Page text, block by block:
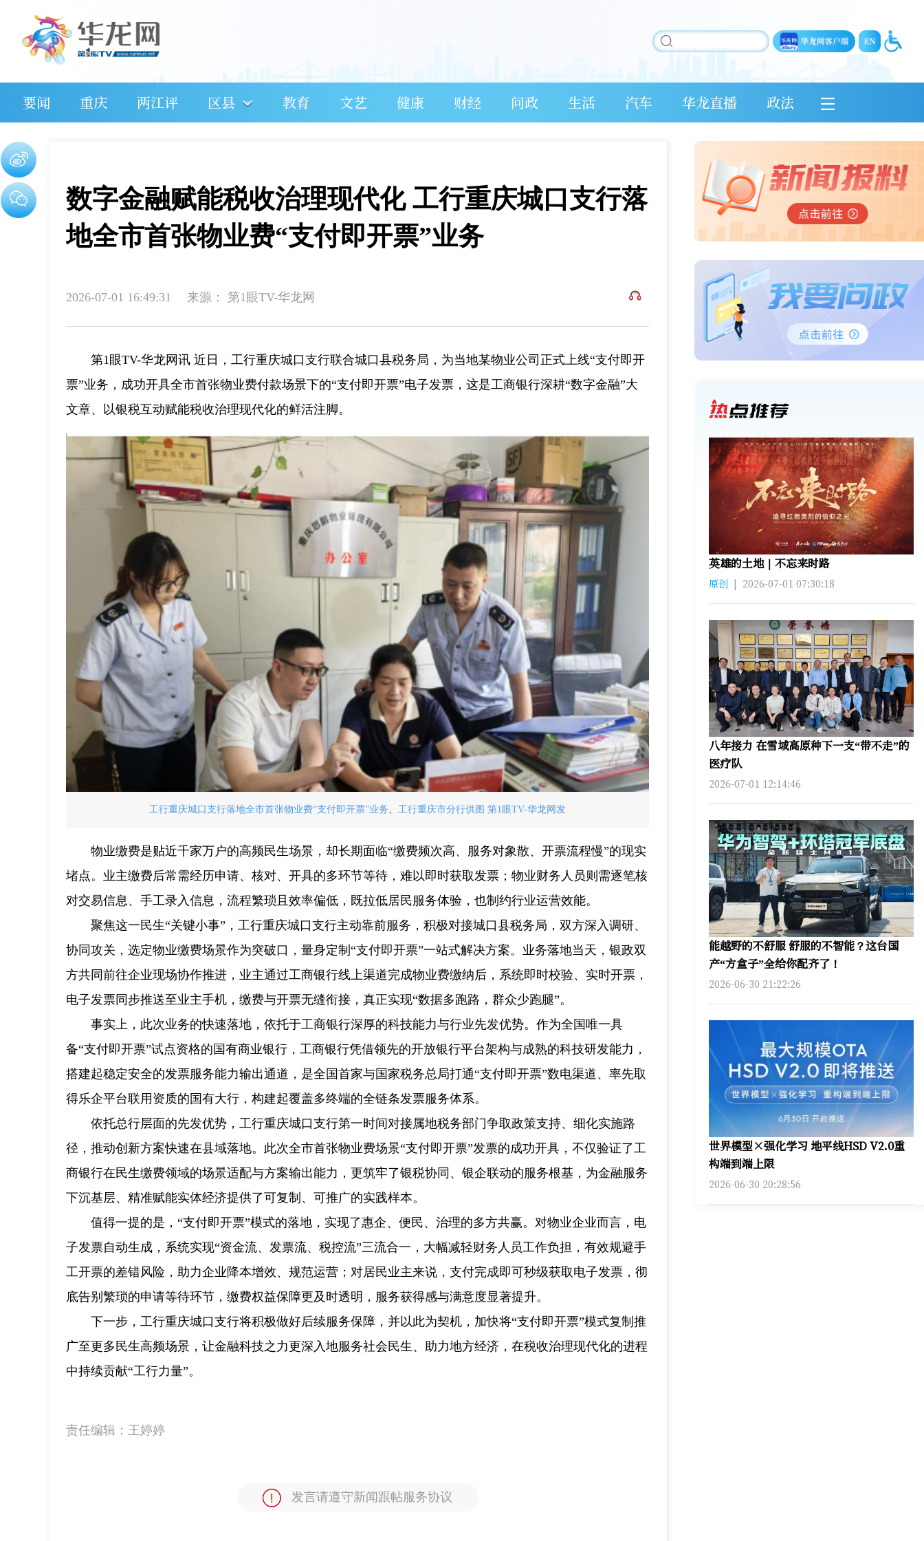
要闻 重庆 两江评 区县 教育 文艺 健康 财经 问政 生活 汽车 华龙直播 政法
数字金融赋能税收治理现代化 工行重庆城口支行落
地全市首张物业费“支付即开票”业务
2026-07-01 16:49:31 来源： 第1眼TV-华龙网
第1眼TV-华龙网讯 近日，工行重庆城口支行联合城口县税务局，为当地某物业公司正式上线“支付即开
票”业务，成功开具全市首张物业费付款场景下的“支付即开票”电子发票，这是工商银行深耕“数字金融”大
文章、以银税互动赋能税收治理现代化的鲜活注脚。
工行重庆城口支行落地全市首张物业费“支付即开票”业务。工行重庆市分行供图 第1眼TV-华龙网发
物业缴费是贴近千家万户的高频民生场景，却长期面临“缴费频次高、服务对象散、开票流程慢”的现实
堵点。业主缴费后常需经历申请、核对、开具的多环节等待，难以即时获取发票；物业财务人员则需逐笔核
对交易信息、手工录入信息，流程繁琐且效率偏低，既拉低居民服务体验，也制约行业运营效能。
聚焦这一民生“关键小事”，工行重庆城口支行主动靠前服务，积极对接城口县税务局，双方深入调研、
协同攻关，选定物业缴费场景作为突破口，量身定制“支付即开票”一站式解决方案。业务落地当天，银政双
方共同前往企业现场协作推进，业主通过工商银行线上渠道完成物业费缴纳后，系统即时校验、实时开票，
电子发票同步推送至业主手机，缴费与开票无缝衔接，真正实现“数据多跑路，群众少跑腿”。
事实上，此次业务的快速落地，依托于工商银行深厚的科技能力与行业先发优势。作为全国唯一具
备“支付即开票”试点资格的国有商业银行，工商银行凭借领先的开放银行平台架构与成熟的科技研发能力，
搭建起稳定安全的发票服务能力输出通道，是全国首家与国家税务总局打通“支付即开票”数电渠道、率先取
得乐企平台联用资质的国有大行，构建起覆盖多终端的全链条发票服务体系。
依托总行层面的先发优势，工行重庆城口支行第一时间对接属地税务部门争取政策支持、细化实施路
径，推动创新方案快速在县域落地。此次全市首张物业费场景“支付即开票”发票的成功开具，不仅验证了工
商银行在民生缴费领域的场景适配与方案输出能力，更筑牢了银税协同、银企联动的服务根基，为金融服务
下沉基层、精准赋能实体经济提供了可复制、可推广的实践样本。
值得一提的是，“支付即开票”模式的落地，实现了惠企、便民、治理的多方共赢。对物业企业而言，电
子发票自动生成，系统实现“资金流、发票流、税控流”三流合一，大幅减轻财务人员工作负担，有效规避手
工开票的差错风险，助力企业降本增效、规范运营；对居民业主来说，支付完成即可秒级获取电子发票，彻
底告别繁琐的申请等待环节，缴费权益保障更及时透明，服务获得感与满意度显著提升。
下一步，工行重庆城口支行将积极做好后续服务保障，并以此为契机，加快将“支付即开票”模式复制推
广至更多民生高频场景，让金融科技之力更深入地服务社会民生、助力地方经济，在税收治理现代化的进程
中持续贡献“工行力量”。
责任编辑： 王婷婷
发言请遵守新闻跟帖服务协议
英雄的土地｜不忘来时路
原创 | 2026-07-01 07:30:18
八年接力 在雪域高原种下一支“带不走”的
医疗队
2026-07-01 12:14:46
能越野的不舒服 舒服的不智能？这台国
产“方盒子”全给你配齐了！
2026-06-30 21:22:26
世界模型×强化学习 地平线HSD V2.0重
构端到端上限
2026-06-30 20:28:56